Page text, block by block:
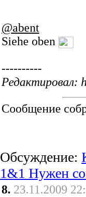
@abent
Siehe oben
----------
Редактировал:
Сообщение
Обсуждение:
1&1 Нужен
8. 23.11.2009